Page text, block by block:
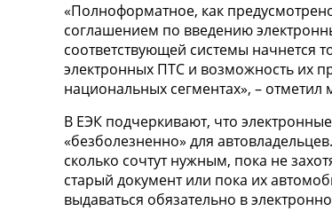
«Полноформатное, как
соглашением по введению
соответствующей системы начнется
электронных ПТС и возможность их
национальных сегментах», – отметил
В ЕЭК подчеркивают, что
«безболезненно» для
сколько сочтут нужным, пока не
старый документ или пока их
выдаваться обязательно в